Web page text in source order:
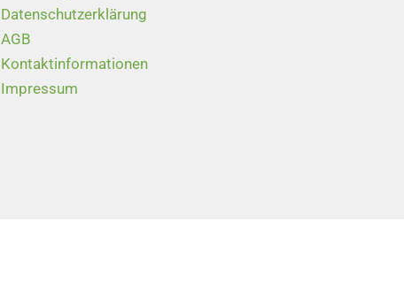
Datenschutzerklärung
AGB
Kontaktinformationen
Impressum